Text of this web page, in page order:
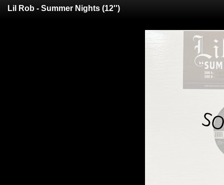
Lil Rob - Summer Nights (12'')